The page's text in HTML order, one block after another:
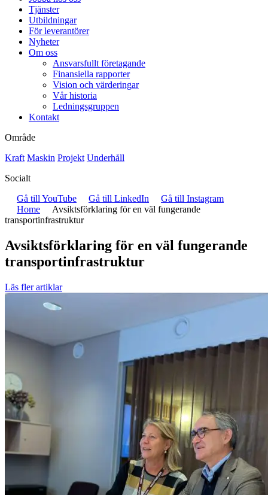
Tjänster
Utbildningar
För leverantörer
Nyheter
Om oss
Ansvarsfullt företagande
Finansiella rapporter
Vision och värderingar
Vår historia
Ledningsgruppen
Kontakt
Område
Kraft Maskin Projekt Underhåll
Socialt
Gå till YouTube
Gå till LinkedIn
Gå till Instagram
Home
Avsiktsförklaring för en väl fungerande
transportinfrastruktur
Avsiktsförklaring för en väl fungerande
transportinfrastruktur
Läs fler artiklar